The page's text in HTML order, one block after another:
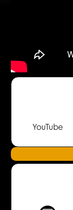
YouTube